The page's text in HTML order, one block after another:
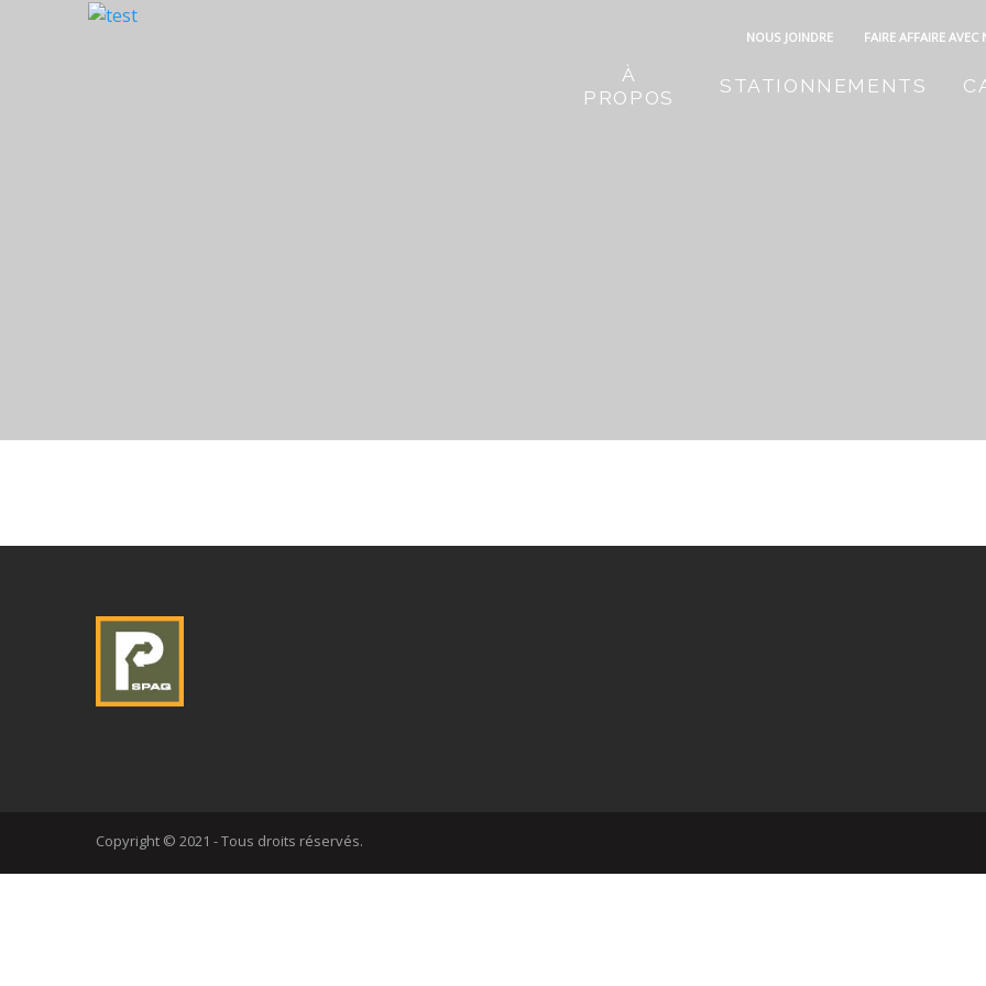
FAIRE AFFAIRE AVEC
NOUS JOINDRE
À
PROPOS
STATIONNEMENTS
Copyright © 2021 - Tous droits réservés.